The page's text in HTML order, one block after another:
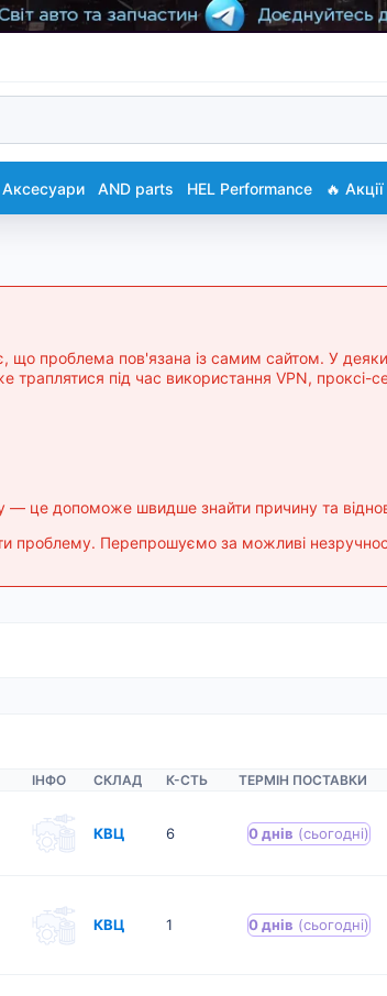
Аксесуари AND parts HEL Performance 🔥
що проблема пов'язана із самим сайтом. У
під час використання VPN, проксі-
— це допоможе швидше знайти причину та
проблему. Перепрошуємо за можливі
ІНФО СКЛАД К-CТЬ ТЕРМІН ПОСТАВКИ
КВЦ 6 0 днів (сьогодні)
КВЦ 1 0 днів (сьогодні)